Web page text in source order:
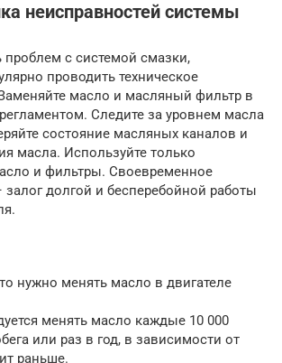
неисправностей системы
проблем с системой смазки,
проводить техническое
масло и масляный фильтр в
Следите за уровнем масла
состояние масляных каналов и
масла. Используйте только
и фильтры. Своевременное
долгой и бесперебойной работы
нужно менять масло в двигателе
менять масло каждые 10 000
или раз в год, в зависимости от
раньше.